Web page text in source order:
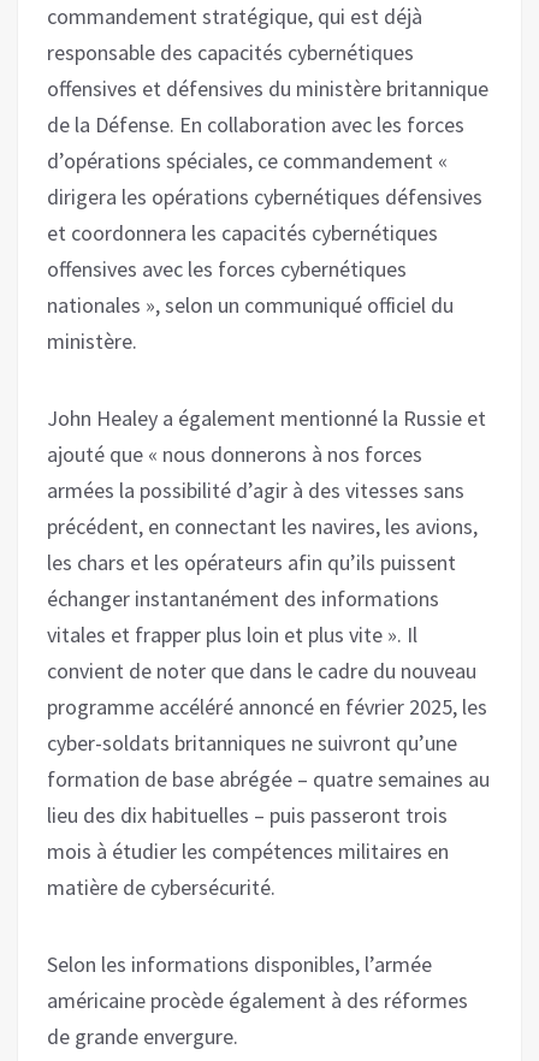
commandement stratégique, qui est déjà
responsable des capacités cybernétiques
offensives et défensives du ministère britannique
de la Défense. En collaboration avec les forces
d’opérations spéciales, ce commandement «
dirigera les opérations cybernétiques défensives
et coordonnera les capacités cybernétiques
offensives avec les forces cybernétiques
nationales », selon un communiqué officiel du
ministère.
John Healey a également mentionné la Russie et
ajouté que « nous donnerons à nos forces
armées la possibilité d’agir à des vitesses sans
précédent, en connectant les navires, les avions,
les chars et les opérateurs afin qu’ils puissent
échanger instantanément des informations
vitales et frapper plus loin et plus vite ». Il
convient de noter que dans le cadre du nouveau
programme accéléré annoncé en février 2025, les
cyber-soldats britanniques ne suivront qu’une
formation de base abrégée – quatre semaines au
lieu des dix habituelles – puis passeront trois
mois à étudier les compétences militaires en
matière de cybersécurité.
Selon les informations disponibles, l’armée
américaine procède également à des réformes
de grande envergure.